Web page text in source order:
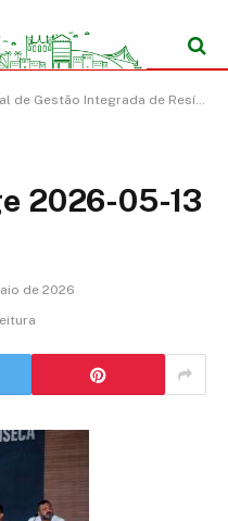
Integrada de Resíduos Sólidos (PMGIRS)
2026-05-13
de 2026